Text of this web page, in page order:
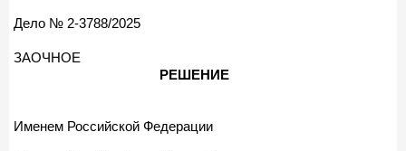
Дело № 2-3788/2025
ЗАОЧНОЕ
РЕШЕНИЕ
Именем Российской Федерации